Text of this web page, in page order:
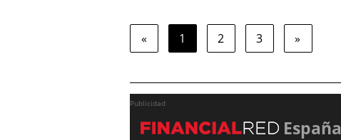
« 1 2 3 »
Publicidad
España